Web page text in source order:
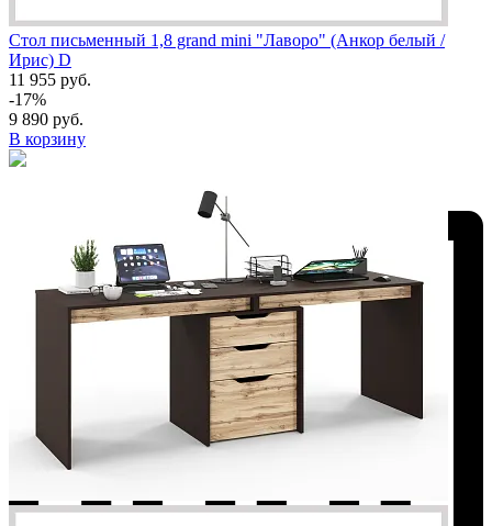
Стол письменный 1,8 grand mini "Лаворо" (Анкор белый /
Ирис) D
11 955 руб.
-17%
9 890 руб.
В корзину